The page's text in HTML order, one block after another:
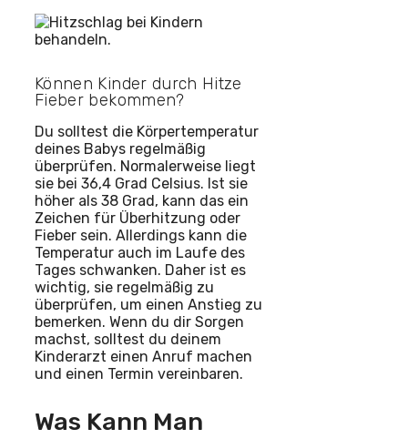
Können Kinder durch Hitze
Fieber bekommen?
Du solltest die Körpertemperatur
deines Babys regelmäßig
überprüfen. Normalerweise liegt
sie bei 36,4 Grad Celsius. Ist sie
höher als 38 Grad, kann das ein
Zeichen für Überhitzung oder
Fieber sein. Allerdings kann die
Temperatur auch im Laufe des
Tages schwanken. Daher ist es
wichtig, sie regelmäßig zu
überprüfen, um einen Anstieg zu
bemerken. Wenn du dir Sorgen
machst, solltest du deinem
Kinderarzt einen Anruf machen
und einen Termin vereinbaren.
Was Kann Man